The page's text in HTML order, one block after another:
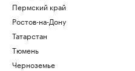
Пермский край
Ростов-на-Дону
Татарстан
Тюмень
Черноземье